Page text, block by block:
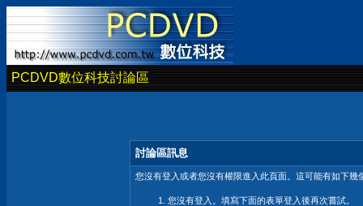
PCDVD數位科技討論區
討論區訊息
您沒有登入或者您沒有權限進入此頁面。這可能有如下幾
您沒有登入。填寫下面的表單登入後再次嘗試。